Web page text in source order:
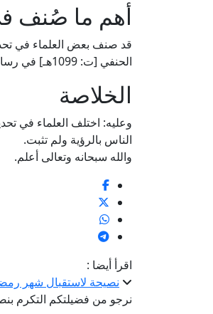
أهم ما صُنف
قد صنف بعض العلماء في
الحنفي [ت: 1099هـ] في رسالته التي سَمَّاها "إزالة الضنك في المراد من يوم الشك".
الخلاصة
وعليه: اختلف العلماء في
الناس بالرؤية ولم تثبت.
والله سبحانه وتعالى أعلم.
اقرأ أيضا :
نصيحة لاستقبال شهر
نرجو من فضيلتكم التكرم